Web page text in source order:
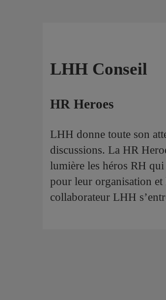
LHH Conseil
HR Heroes
LHH donne toute son
discussions. La HR
lumière les héros RH
pour leur organisation
collaborateur LHH